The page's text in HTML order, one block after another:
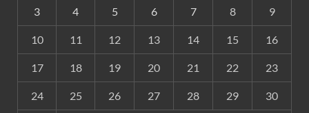
3 4 5 6 7 8 9
10 11 12 13 14 15 16
17 18 19 20 21 22 23
24 25 26 27 28 29 30